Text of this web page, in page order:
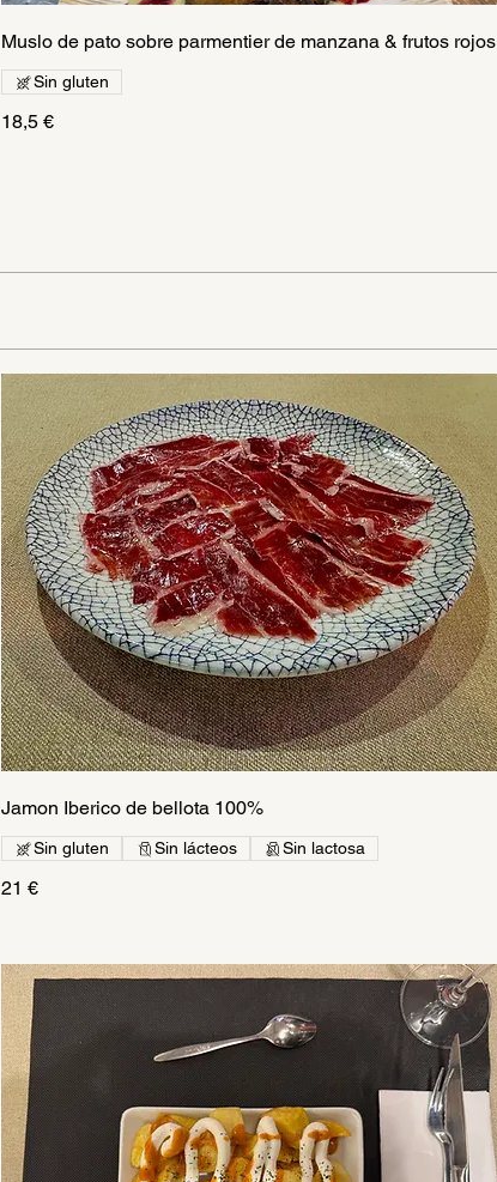
Muslo de pato sobre parmentier de manzana & frutos rojos
18,5 €
Sin gluten
Jamon Iberico de bellota 100%
21 €
Sin gluten Sin lácteos Sin lactosa